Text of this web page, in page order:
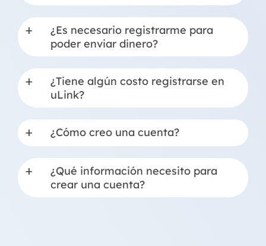
a
¿Es necesario registrarme para
poder enviar dinero?
a
¿Tiene algún costo registrarse en
uLink?
a ¿Cómo creo una cuenta?
a
¿Qué información necesito para
crear una cuenta?